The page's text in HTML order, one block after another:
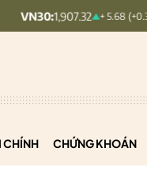
1,907.32 + 5.68 (+0.3%)
CHÍNH CHỨNG KHOÁN